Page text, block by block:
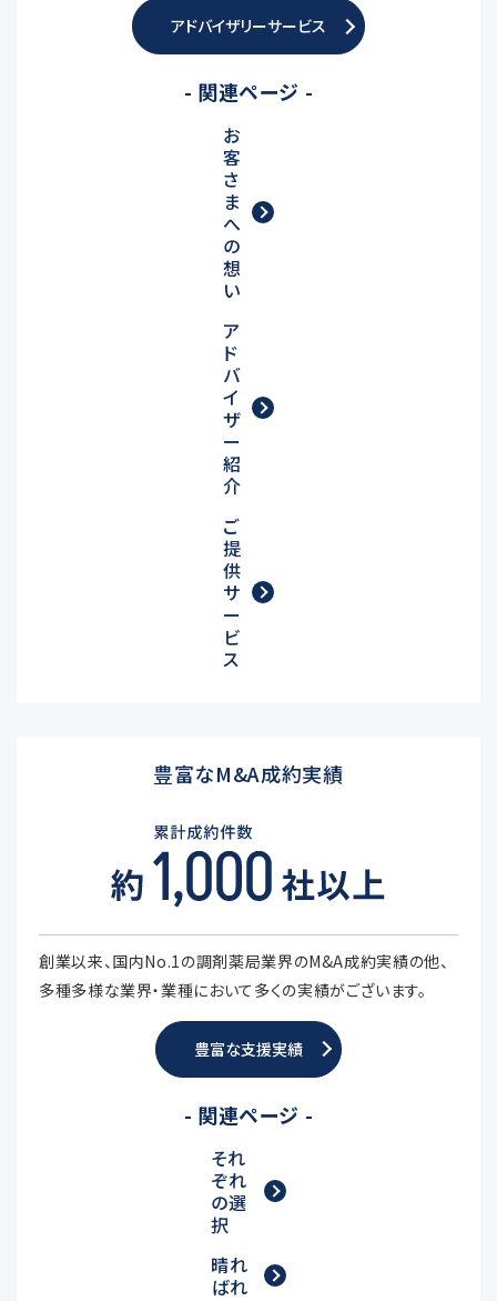
アドバイザリーサービス
- 関連ページ -
お
客
さ
ま
へ
の
想
い
ア
ド
バ
イ
ザ
ー
紹
介
ご
提
供
サ
ー
ビ
ス
豊富なM&A成約実績
創業以来、国内No.1の調剤薬局業界のM&A成約実績の他、
多種多様な業界・業種において多くの実績がございます。
豊富な支援実績
- 関連ページ -
それ
ぞれ
の選
択
晴れ
ばれ